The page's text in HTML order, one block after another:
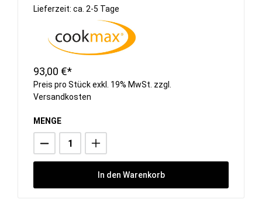
Lieferzeit: ca. 2-5 Tage
93,00 €*
Preis pro Stück exkl. 19% MwSt. zzgl.
Versandkosten
MENGE
In den Warenkorb